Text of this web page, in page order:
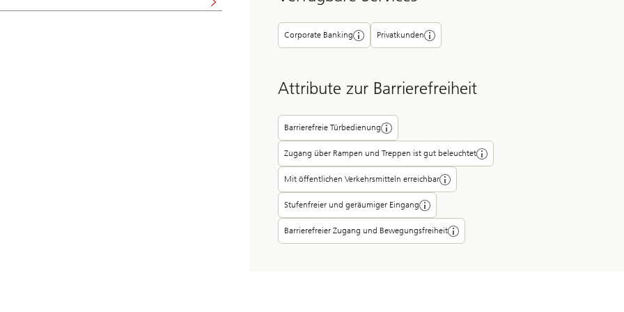
Corporate Banking Privatkunden
Attribute zur Barrierefreiheit
Barrierefreie Türbedienung
Zugang über Rampen und Treppen ist gut beleuchtet
Mit öffentlichen Verkehrsmitteln erreichbar
Stufenfreier und geräumiger Eingang
Barrierefreier Zugang und Bewegungsfreiheit